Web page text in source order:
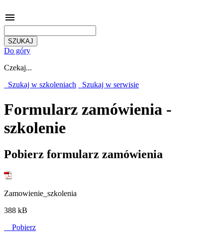
menu
Do góry
Czekaj...
Szukaj w szkoleniach
Szukaj w serwisie
Formularz zamówienia -
szkolenie
Pobierz formularz zamówienia
Zamowienie_szkolenia
388 kB
Pobierz